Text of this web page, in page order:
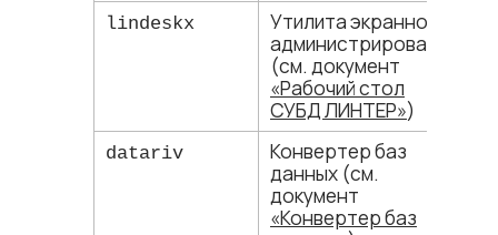
lindeskx
Утилита экранного
администрирования
(см. документ
«Рабочий стол
СУБД ЛИНТЕР»)
datariv
Конвертер баз
данных (см.
документ
«Конвертер баз